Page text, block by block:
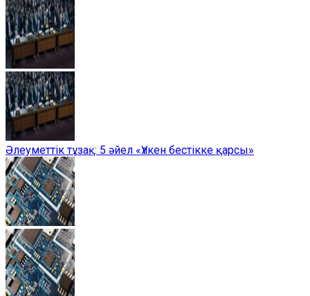
Әлеуметтік тұзақ: 5 әйел «Үлкен бестікке қарсы»